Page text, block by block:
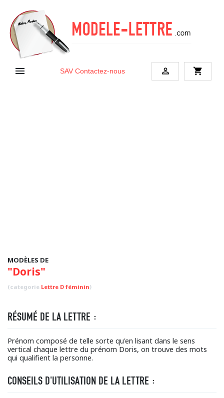
 SAV Contactez-nous  shopping_cart
MODÈLES DE
"Doris"
(categorie Lettre D féminin)
RÉSUMÉ DE LA LETTRE :
Prénom composé de telle sorte qu'en lisant dans le sens
vertical chaque lettre du prénom Doris, on trouve des mots
qui qualifient la personne.
CONSEILS D'UTILISATION DE LA LETTRE :